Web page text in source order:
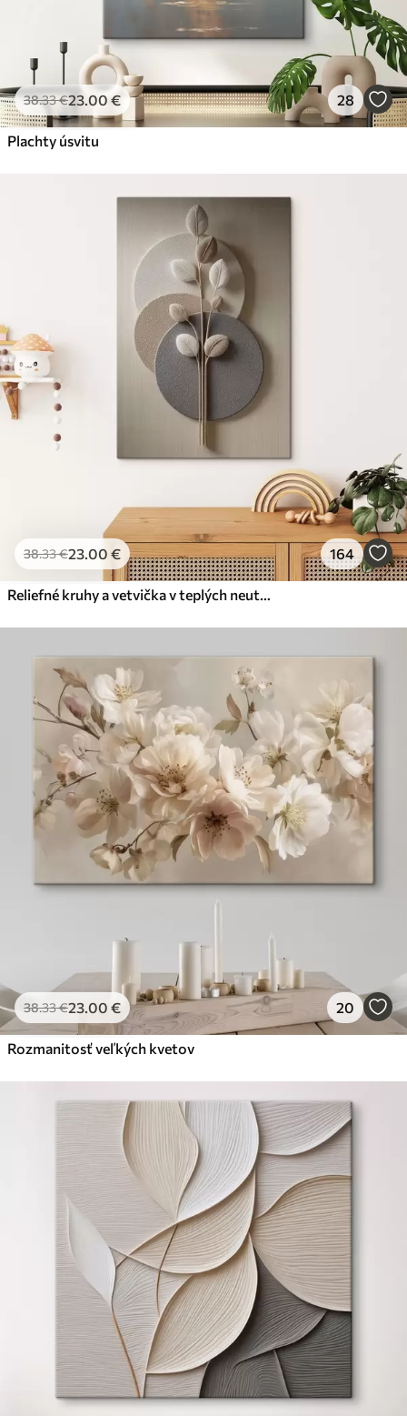
38.33€23.00 € 28
Plachty úsvitu
38.33€23.00 € 164
Reliefné kruhy a vetvička v teplých neutrálnych tónoch
38.33€23.00 € 20
Rozmanitosť veľkých kvetov